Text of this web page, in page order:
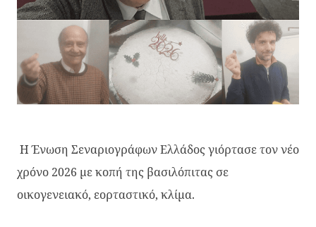
Η Ένωση Σεναριογράφων Ελλάδος γιόρτασε τον νέο
χρόνο 2026 με κοπή της βασιλόπιτας σε
οικογενειακό, εορταστικό, κλίμα.